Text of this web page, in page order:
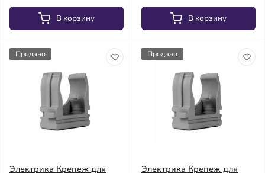
В корзину В корзину
Продано
Электрика Крепеж для
Продано
Электрика Крепеж для